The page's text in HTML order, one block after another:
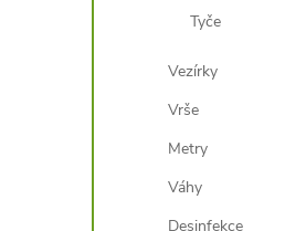
Tyče
Vezírky
Vrše
Metry
Váhy
Desinfekce